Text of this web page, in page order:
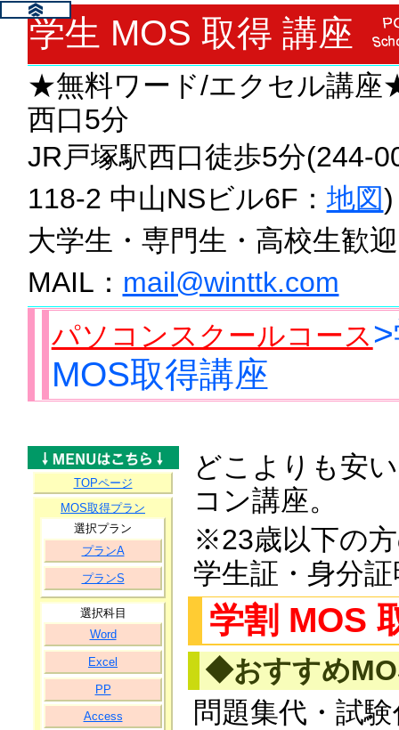
学生 MOS 取得 講座
★無料ワード/エクセル講座
西口5分
JR戸塚駅西口徒歩5分(244-
118-2 中山NSビル6F： 地図)
大学生・専門生・高校生歓
MAIL： mail@winttk.com
パソコンスクールコース
MOS取得講座
TOPページ
MOS取得プラン
選択プラン
プランA
プランS
選択科目
Word
Excel
PP
Access
どこよりも安
コン講座。
※23歳以下の
学生証・身分
学割 MOS
◆おすすめ
問題集代・試